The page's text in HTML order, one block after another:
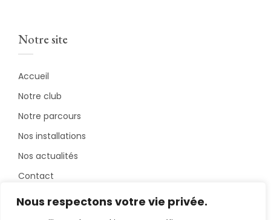
Nous respectons votre vie privée.
Notre site
Accueil
Notre club
Notre parcours
Nos installations
Nos actualités
Contact